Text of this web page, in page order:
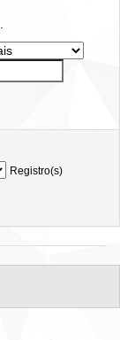
Registro(s)